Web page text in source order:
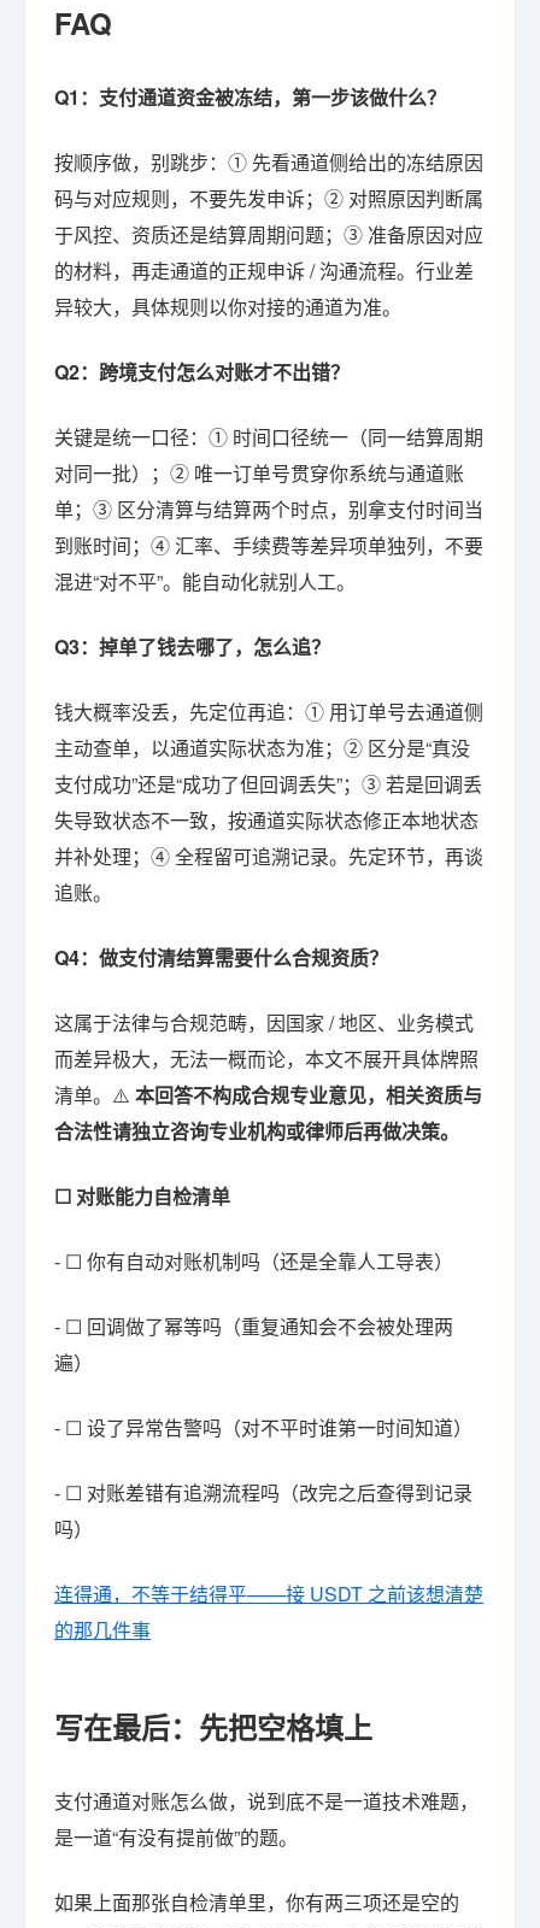
FAQ
Q1：支付通道资金被冻结，第一步该做什么？
按顺序做，别跳步：① 先看通道侧给出的冻结原因
码与对应规则，不要先发申诉；② 对照原因判断属
于风控、资质还是结算周期问题；③ 准备原因对应
的材料，再走通道的正规申诉 / 沟通流程。行业差
异较大，具体规则以你对接的通道为准。
Q2：跨境支付怎么对账才不出错？
关键是统一口径：① 时间口径统一（同一结算周期
对同一批）；② 唯一订单号贯穿你系统与通道账
单；③ 区分清算与结算两个时点，别拿支付时间当
到账时间；④ 汇率、手续费等差异项单独列，不要
混进“对不平”。能自动化就别人工。
Q3：掉单了钱去哪了，怎么追？
钱大概率没丢，先定位再追：① 用订单号去通道侧
主动查单，以通道实际状态为准；② 区分是“真没
支付成功”还是“成功了但回调丢失”；③ 若是回调丢
失导致状态不一致，按通道实际状态修正本地状态
并补处理；④ 全程留可追溯记录。先定环节，再谈
追账。
Q4：做支付清结算需要什么合规资质？
这属于法律与合规范畴，因国家 / 地区、业务模式
而差异极大，无法一概而论，本文不展开具体牌照
清单。⚠️ 本回答不构成合规专业意见，相关资质与
合法性请独立咨询专业机构或律师后再做决策。
☐ 对账能力自检清单
- ☐ 你有自动对账机制吗（还是全靠人工导表）
- ☐ 回调做了幂等吗（重复通知会不会被处理两
遍）
- ☐ 设了异常告警吗（对不平时谁第一时间知道）
- ☐ 对账差错有追溯流程吗（改完之后查得到记录
吗）
连得通，不等于结得平——接 USDT 之前该想清楚
的那几件事
写在最后：先把空格填上
支付通道对账怎么做，说到底不是一道技术难题，
是一道“有没有提前做”的题。
如果上面那张自检清单里，你有两三项还是空的